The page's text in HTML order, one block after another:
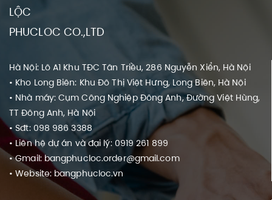
LỘC
PHUCLOC CO.,LTD
Hà Nội: Lô A1 Khu TĐC Tân Triều, 286 Nguyễn Xiển, Hà Nội
• Kho Long Biên: Khu Đô Thị Việt Hưng, Long Biên, Hà Nội
• Nhà máy: Cụm Công Nghiệp Đông Anh, Đường Việt Hùng,
TT Đông Anh, Hà Nội
• Sđt: 098 986 3388
• Liên hệ dự án và đại lý: 0919 261 899
• Gmail: bangphucloc.order@gmail.com
• Website: bangphucloc.vn